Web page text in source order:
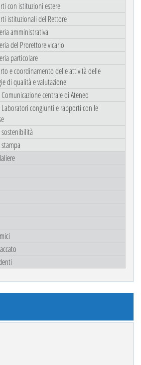
con istituzioni estere
istituzionali del Rettore
amministrativa
del Prorettore vicario
particolare
e coordinamento delle attività delle
di qualità e valutazione
centrale di Ateneo
Laboratori congiunti e rapporti con le